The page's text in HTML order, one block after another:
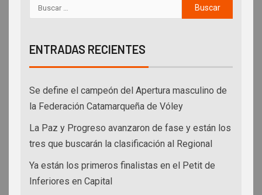
ENTRADAS RECIENTES
Se define el campeón del Apertura masculino de
la Federación Catamarqueña de Vóley
La Paz y Progreso avanzaron de fase y están los
tres que buscarán la clasificación al Regional
Ya están los primeros finalistas en el Petit de
Inferiores en Capital